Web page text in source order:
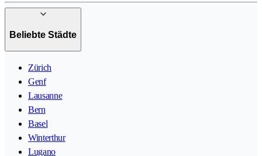
Beliebte Städte
Zürich
Genf
Lausanne
Bern
Basel
Winterthur
Lugano